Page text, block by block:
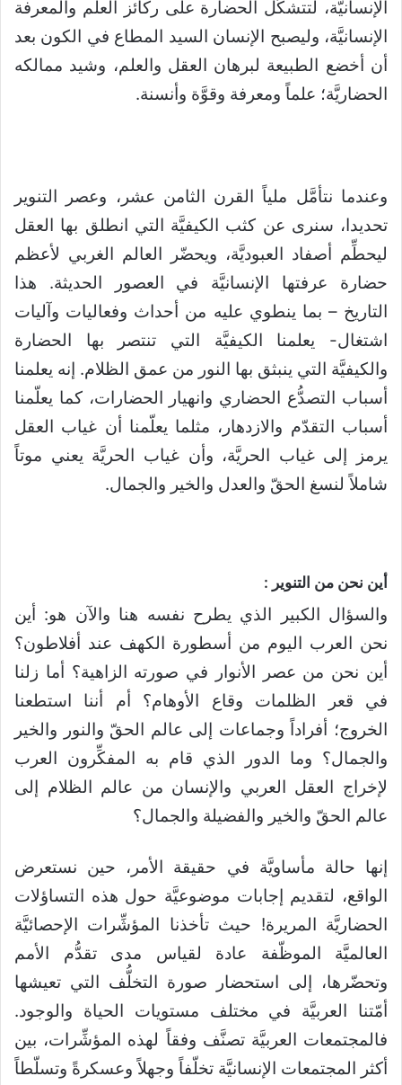
الإنسانيَّة، لتتشكَّل الحضارة على ركائز العلم والمعرفة
الإنسانيَّة، وليصبح الإنسان السيد المطاع في الكون بعد
أن أخضع الطبيعة لبرهان العقل والعلم، وشيد ممالكه
الحضاريَّة؛ علماً ومعرفة وقوَّة وأنسنة.
وعندما نتأمَّل ملياً القرن الثامن عشر، وعصر التنوير
تحديدا، سنرى عن كثب الكيفيَّة التي انطلق بها العقل
ليحطِّم أصفاد العبوديَّة، ويحضّر العالم الغربي لأعظم
حضارة عرفتها الإنسانيَّة في العصور الحديثة. هذا
التاريخ – بما ينطوي عليه من أحداث وفعاليات وآليات
اشتغال- يعلمنا الكيفيَّة التي تنتصر بها الحضارة
والكيفيَّة التي ينبثق بها النور من عمق الظلام. إنه يعلمنا
أسباب التصدُّع الحضاري وانهيار الحضارات، كما يعلّمنا
أسباب التقدّم والازدهار، مثلما يعلّمنا أن غياب العقل
يرمز إلى غياب الحريَّة، وأن غياب الحريَّة يعني موتاً
شاملاً لنسغ الحقّ والعدل والخير والجمال.
أين نحن من التنوير :
والسؤال الكبير الذي يطرح نفسه هنا والآن هو: أين
نحن العرب اليوم من أسطورة الكهف عند أفلاطون؟
أين نحن من عصر الأنوار في صورته الزاهية؟ أما زلنا
في قعر الظلمات وقاع الأوهام؟ أم أننا استطعنا
الخروج؛ أفراداً وجماعات إلى عالم الحقّ والنور والخير
والجمال؟ وما الدور الذي قام به المفكِّرون العرب
لإخراج العقل العربي والإنسان من عالم الظلام إلى
عالم الحقّ والخير والفضيلة والجمال؟
إنها حالة مأساويَّة في حقيقة الأمر، حين نستعرض
الواقع، لتقديم إجابات موضوعيَّة حول هذه التساؤلات
الحضاريَّة المريرة! حيث تأخذنا المؤشِّرات الإحصائيَّة
العالميَّة الموظّفة عادة لقياس مدى تقدُّم الأمم
وتحضّرها، إلى استحضار صورة التخلُّف التي تعيشها
أمّتنا العربيَّة في مختلف مستويات الحياة والوجود.
فالمجتمعات العربيَّة تصنَّف وفقاً لهذه المؤشِّرات، بين
أكثر المجتمعات الإنسانيَّة تخلّفاً وجهلاً وعسكرةً وتسلّطاً